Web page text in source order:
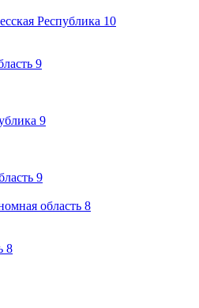
Республика 10
9
9
9
область 8
8